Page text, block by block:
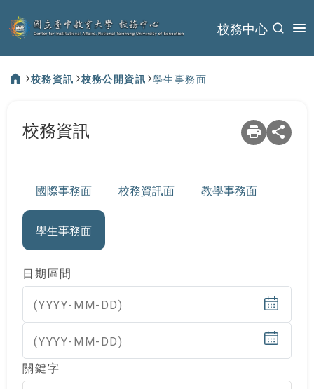
校務中心
校務資訊 校務公開資訊 學生事務面
校務資訊
國際事務面 校務資訊面 教學事務面
學生事務面
日期區間
(YYYY-MM-DD)
(YYYY-MM-DD)
關鍵字